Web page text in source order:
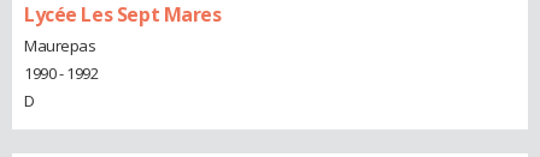
Lycée Les Sept Mares
Maurepas
1990 - 1992
D